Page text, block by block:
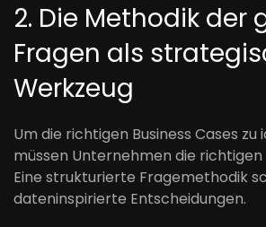
2. Die Methodik der
Fragen als
Werkzeug
Um die richtigen Business Cases zu
müssen Unternehmen die
Eine strukturierte Fragemethodik
dateninspirierte Entscheidungen.